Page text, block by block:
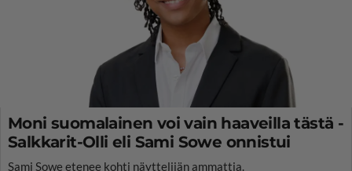
Moni suomalainen voi vain haaveilla tästä -
Salkkarit-Olli eli Sami Sowe onnistui
Sami Sowe etenee kohti näyttelijän ammattia.